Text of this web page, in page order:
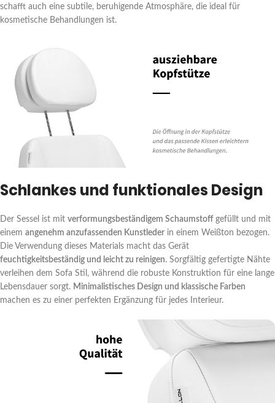
schafft auch eine subtile, beruhigende Atmosphäre, die ideal für
kosmetische Behandlungen ist.
Schlankes und funktionales Design
Der Sessel ist mit verformungsbeständigem Schaumstoffgefüllt und mit
einem angenehm anzufassenden Kunstleder in einem Weißton bezogen.
Die Verwendung dieses Materials macht das Gerät
feuchtigkeitsbeständig und leicht zu reinigen. Sorgfältig gefertigte Nähte
verleihen dem Sofa Stil, während die robuste Konstruktion für eine lange
Lebensdauer sorgt. Minimalistisches Design und klassische Farben
machen es zu einer perfekten Ergänzung für jedes Interieur.